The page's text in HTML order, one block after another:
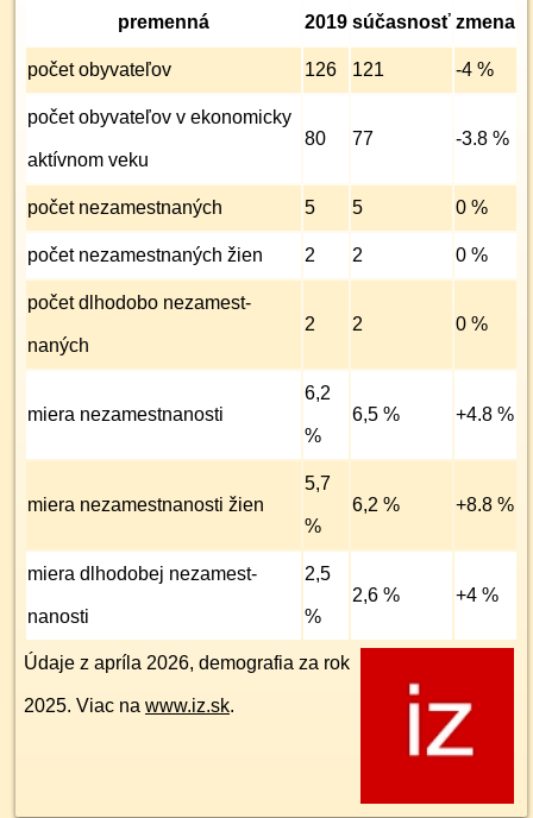
premenná 2019 súčasnosť zmena
počet obyvateľov 126 121 -4 %
počet obyvateľov v ekonomicky
aktívnom veku
80 77 -3.8 %
počet nezamest­naných 5 5 0 %
počet nezamest­naných žien 2 2 0 %
počet dlhodobo nezamest­
naných
2 2 0 %
miera nezamest­nanosti
6,2
%
6,5 % +4.8 %
miera nezamest­nanosti žien
5,7
%
6,2 % +8.8 %
miera dlhodobej nezamest­
nanosti
2,5
%
2,6 % +4 %
Údaje z apríla 2026, demografia za rok
2025. Viac na www.iz.sk.